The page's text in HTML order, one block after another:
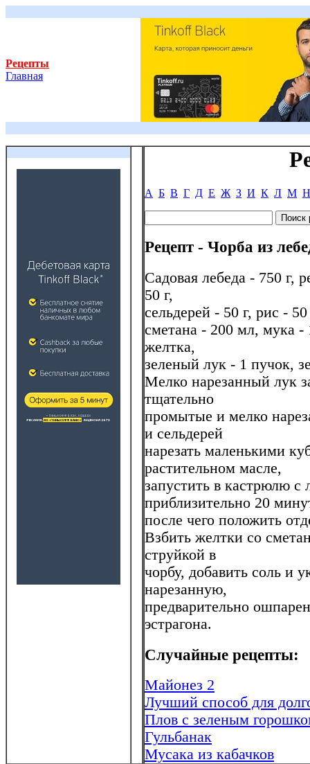
Рецепты
Главная
А Б В Г Д Е Ж З И К Л М Н
Рецепт - Чорба из
Садовая лебеда - 750 г,
50 г,
сельдерей - 50 г, рис -
сметана - 200 мл, мука -
желтка,
зеленый лук - 1 пучок,
Мелко нарезанный лук
тщательно
промытые и мелко
и сельдерей
нарезать маленькими
растительном масле,
запустить в кастрюлю с
приблизительно 20
после чего положить
Взбить желтки со
струйкой в
чорбу, добавить соль и
нарезанную,
предварительно
эстрагона.
Случайные рецепты:
Майонез 2
Лучший способ для
Плов с зеленым
Гульбанак
Мусака из кабачков